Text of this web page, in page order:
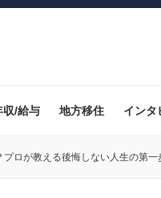
収/給与 地方移住 インタ
ロが教える後悔しない人生の第一